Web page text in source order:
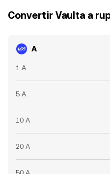
Convertir Vaulta a
A
1 A
5 A
10 A
20 A